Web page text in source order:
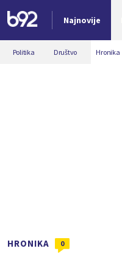
Najnovije
Nova vest
Politika Društvo Hronika
HRONIKA 0